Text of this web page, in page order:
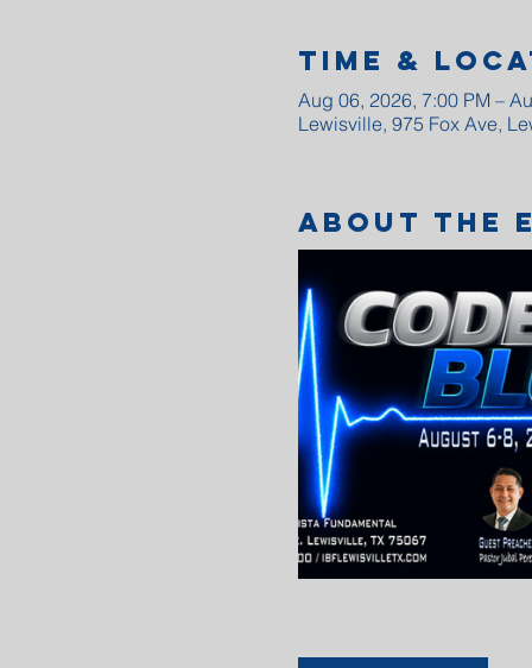
Time &
Aug 06, 2026, 7:00 PM –
Lewisville, 975 Fox Ave,
About the